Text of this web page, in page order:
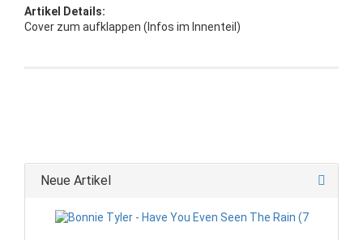
Artikel Details:
Cover zum aufklappen (Infos im Innenteil)
Neue Artikel